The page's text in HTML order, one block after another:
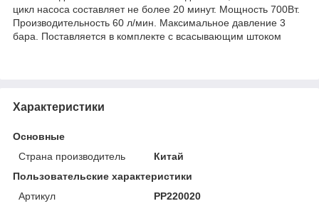
цикл насоса составляет не более 20 минут. Мощность 700Вт.
Производительность 60 л/мин. Максимальное давление 3
бара. Поставляется в комплекте с всасывающим штоком
Характеристики
Основные
Страна производитель
Китай
Пользовательские характеристики
Артикул
PP220020